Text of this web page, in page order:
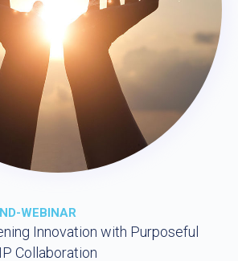
WEBINAR
Innovation with Purposeful
Collaboration